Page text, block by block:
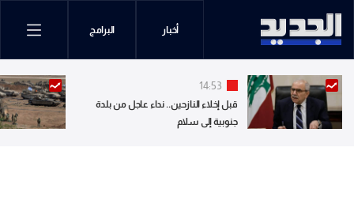
أخبار البرامج
14:53
قبل إخلاء النازحين.. نداء عاجل من بلدة
جنوبية إلى سلام